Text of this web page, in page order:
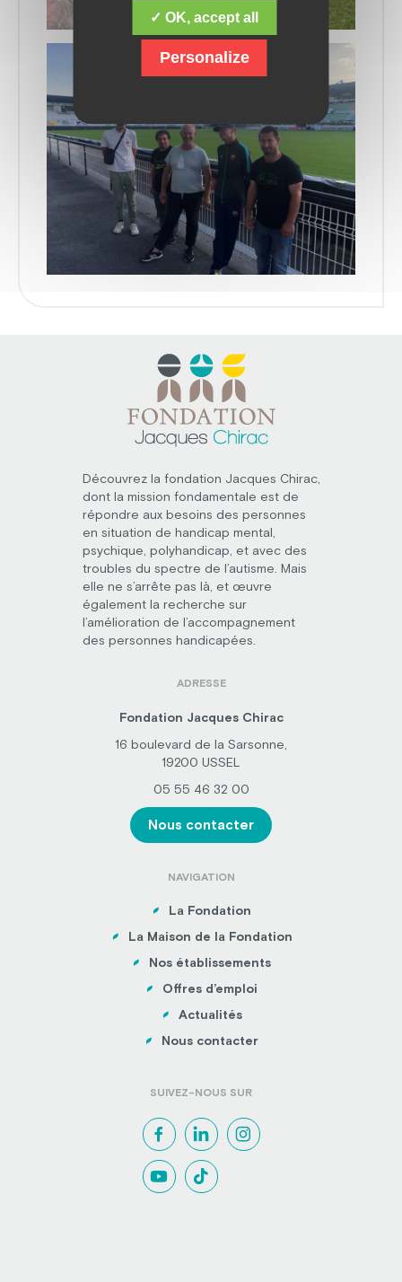
Découvrez la fondation Jacques Chirac,
dont la mission fondamentale est de
répondre aux besoins des personnes
en situation de handicap mental,
psychique, polyhandicap, et avec des
troubles du spectre de l’autisme. Mais
elle ne s’arrête pas là, et œuvre
également la recherche sur
l’amélioration de l’accompagnement
des personnes handicapées.
ADRESSE
Fondation Jacques Chirac
16 boulevard de la Sarsonne,
19200 USSEL
05 55 46 32 00
Nous contacter
NAVIGATION
La Fondation
La Maison de la Fondation
Nos établissements
Offres d’emploi
Actualités
Nous contacter
SUIVEZ-NOUS SUR
✓ OK, accept all
Personalize